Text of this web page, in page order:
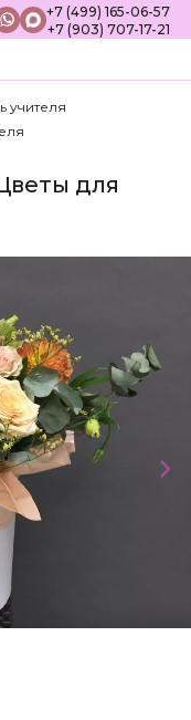
+7 (499) 165-06-57
+7 (903) 707-17-21
учителя
для